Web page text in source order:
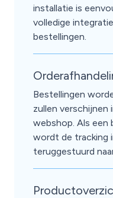
installatie is
volledige
bestellingen.
Bestellingen
zullen verschijnen
webshop. Als een
wordt de tracking
teruggestuurd